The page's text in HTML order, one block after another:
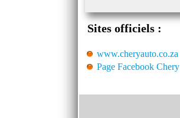
Sites officiels :
www.cheryauto.co.za
Page Facebook Chery